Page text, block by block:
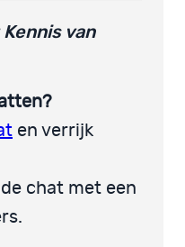
van
en verrijk
chat met een